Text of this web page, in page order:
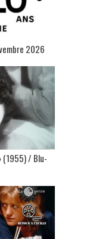
2026
(1955) / Blu-